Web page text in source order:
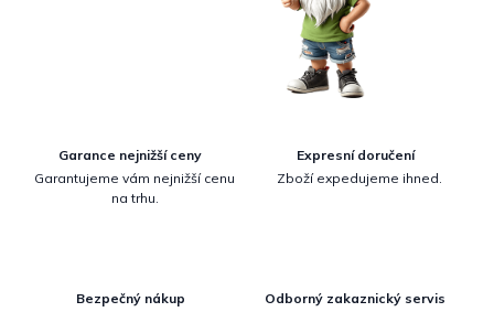
Garance nejnižší ceny
Garantujeme vám nejnižší cenu
na trhu.
Expresní doručení
Zboží expedujeme ihned.
Bezpečný nákup
Odborný zakaznický servis